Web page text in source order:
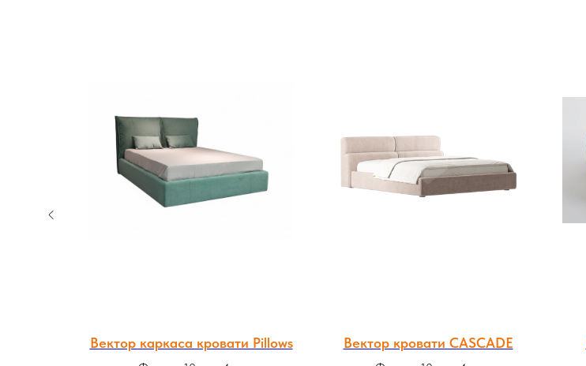
Вектор каркаса кровати Pillows Вектор кровати CASCADE